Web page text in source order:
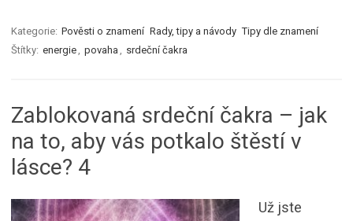
Kategorie: Pověsti o znamení Rady, tipy a návody Tipy dle znamení
Štítky: energie povaha srdeční čakra
Zablokovaná srdeční čakra – jak
na to, aby vás potkalo štěstí v
lásce? 4
Už jste